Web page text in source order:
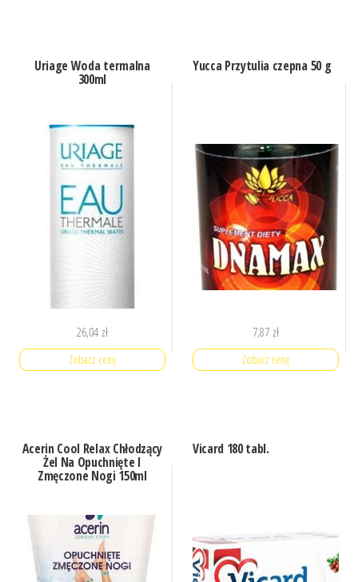
Uriage Woda termalna
300ml
26,04 zł
Zobacz cenę
Yucca Przytulia czepna 50 g
7,87 zł
Zobacz cenę
Acerin Cool Relax Chłodzący
Żel Na Opuchnięte I
Zmęczone Nogi 150ml
Vicard 180 tabl.